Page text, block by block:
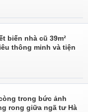
biến nhà cũ 39m²
thông minh và tiện
trong bức ảnh
rong giữa ngã tư Hà